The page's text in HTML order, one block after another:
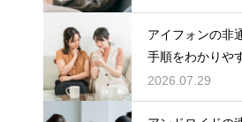
アイフォンの非
手順をわかりや
2026.07.29